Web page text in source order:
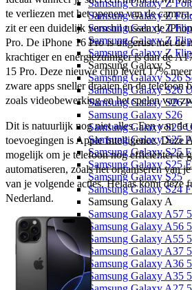
Samsung Galaxy Z
Samsung Galaxy Z
Samsung Galaxy Z
Samsung Galaxy Z
Samsung Galaxy Z
Samsung Galaxy S
Samsung Galaxy S26
Samsung Galaxy S26
Samsung Galaxy S26
Samsung Galaxy S26
Samsung Galaxy S25
Samsung Galaxy S25
Samsung Galaxy S25
Samsung Galaxy S25
Samsung Galaxy S25
Samsung Galaxy S24
Samsung Galaxy A
Samsung Galaxy A57
Samsung Galaxy A56
Samsung Galaxy A55
Samsung Galaxy A37
Samsung Galaxy A36
Samsung Galaxy A35
te verliezen met het openen van de
zit er een duidelijk verschil tussen de
Pro. De iPhone 16 Pro is uitgerust met de
krachtiger en energiezuiniger is dan de
15 Pro. Deze nieuwe chip levert 17%
zware apps sneller draaien en de telefoon
zoals videobewerking en het spelen van
Dit is natuurlijk nog niet alles. Een van de
toevoegingen is Apple Intelligence. Deze
mogelijk om je telefoon nog efficiënter te
automatiseren, zoals het organiseren van
van je volgende acties. Helaas komt deze
Nederland.